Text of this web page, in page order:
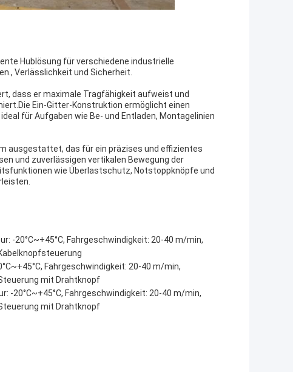
Hublösung für verschiedene industrielle
Verlässlichkeit und Sicherheit.
dass er maximale Tragfähigkeit aufweist und
Ein-Gitter-Konstruktion ermöglicht einen
für Aufgaben wie Be- und Entladen, Montagelinien
ausgestattet, das für ein präzises und effizientes
und zuverlässigen vertikalen Bewegung der
wie Überlastschutz, Notstoppknöpfe und
-20°C~+45°C, Fahrgeschwindigkeit: 20-40 m/min,
Fahrgeschwindigkeit: 20-40 m/min,
mit Drahtknopf
-20°C~+45°C, Fahrgeschwindigkeit: 20-40 m/min,
mit Drahtknopf